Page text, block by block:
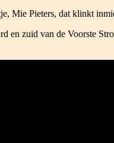
Mie Pieters, dat klinkt
zuid van de Voorste